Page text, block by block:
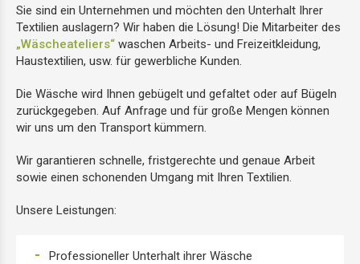
Sie sind ein Unternehmen und möchten den Unterhalt Ihrer
Textilien auslagern? Wir haben die Lösung! Die Mitarbeiter des
„Wäscheateliers“ waschen Arbeits- und Freizeitkleidung,
Haustextilien, usw. für gewerbliche Kunden.
Die Wäsche wird Ihnen gebügelt und gefaltet oder auf Bügeln
zurückgegeben. Auf Anfrage und für große Mengen können
wir uns um den Transport kümmern.
Wir garantieren schnelle, fristgerechte und genaue Arbeit
sowie einen schonenden Umgang mit Ihren Textilien.
Unsere Leistungen:
Professioneller Unterhalt ihrer Wäsche